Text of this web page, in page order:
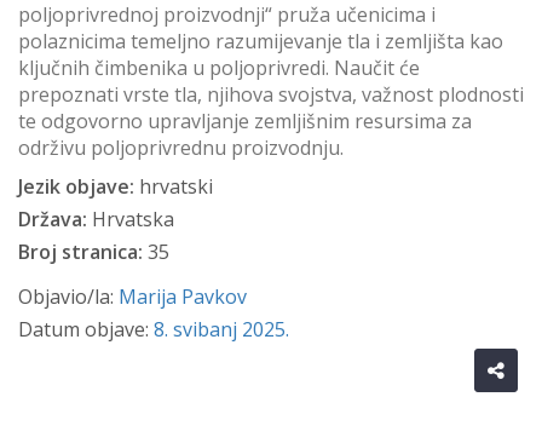
poljoprivrednoj proizvodnji“ pruža učenicima i
polaznicima temeljno razumijevanje tla i zemljišta kao
ključnih čimbenika u poljoprivredi. Naučit će
prepoznati vrste tla, njihova svojstva, važnost plodnosti
te odgovorno upravljanje zemljišnim resursima za
održivu poljoprivrednu proizvodnju.
Jezik objave: hrvatski
Država: Hrvatska
Broj stranica: 35
Objavio/la: Marija Pavkov
Datum objave: 8. svibanj 2025.